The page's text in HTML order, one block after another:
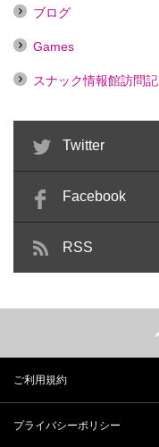
ブログ
Games
スナック情報館訪問記
Twitter
Facebook
RSS
ご利用規約
プライバシーポリシー